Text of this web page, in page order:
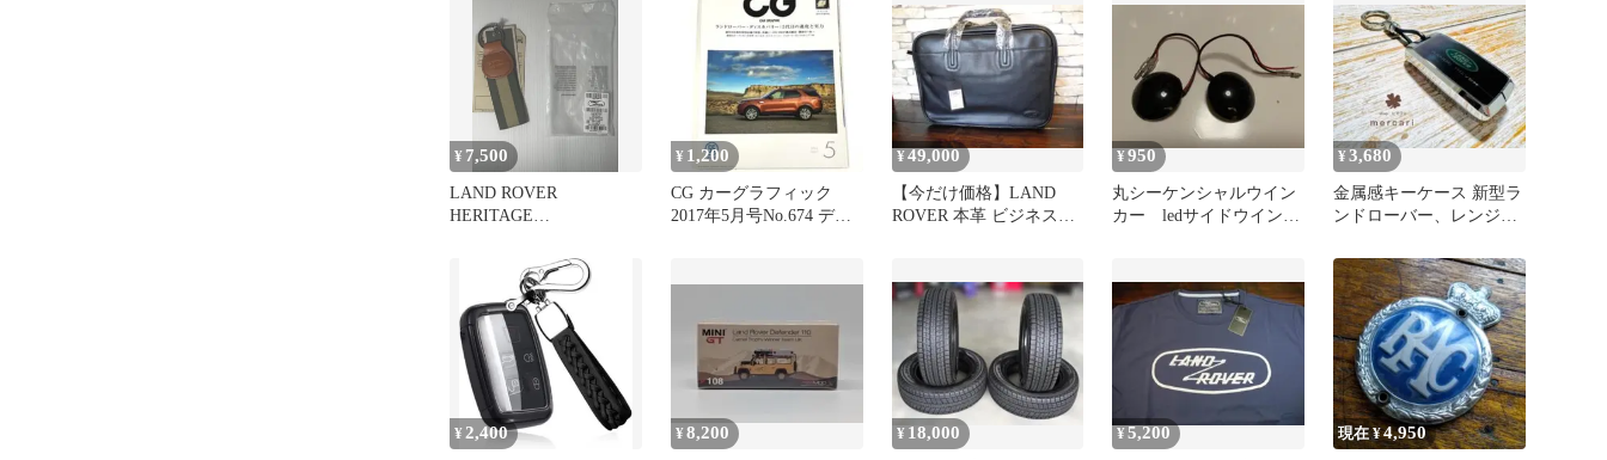
¥ 7,500
LAND ROVER
HERITAGE
¥ 1,200
CG カーグラフィック
2017年5月号No.674 ディ
¥49,000
【今だけ価格】LAND
ROVER 本革 ビジネスバ
¥950
丸シーケンシャルウイン
カー ledサイドウインカ
¥3,680
金属感キーケース 新型ラ
ンドローバー、レンジロ
UP
¥ 2,400 ¥8,200 ¥ 18,000 ¥5,200 現在 ¥4,950